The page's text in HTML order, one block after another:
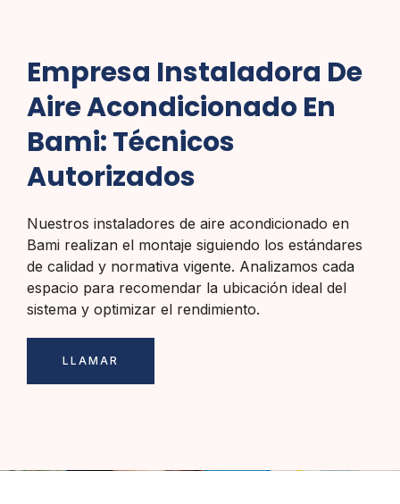
Empresa Instaladora De
Aire Acondicionado En
Bami: Técnicos
Autorizados
Nuestros instaladores de aire acondicionado en
Bami realizan el montaje siguiendo los estándares
de calidad y normativa vigente. Analizamos cada
espacio para recomendar la ubicación ideal del
sistema y optimizar el rendimiento.
LLAMAR